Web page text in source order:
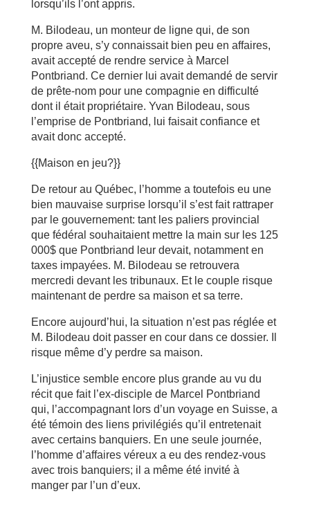
lorsqu’ils l’ont appris.
M. Bilodeau, un monteur de ligne qui, de son
propre aveu, s’y connaissait bien peu en affaires,
avait accepté de rendre service à Marcel
Pontbriand. Ce dernier lui avait demandé de servir
de prête-nom pour une compagnie en difficulté
dont il était propriétaire. Yvan Bilodeau, sous
l’emprise de Pontbriand, lui faisait confiance et
avait donc accepté.
{{Maison en jeu?}}
De retour au Québec, l’homme a toutefois eu une
bien mauvaise surprise lorsqu’il s’est fait rattraper
par le gouvernement: tant les paliers provincial
que fédéral souhaitaient mettre la main sur les 125
000$ que Pontbriand leur devait, notamment en
taxes impayées. M. Bilodeau se retrouvera
mercredi devant les tribunaux. Et le couple risque
maintenant de perdre sa maison et sa terre.
Encore aujourd’hui, la situation n’est pas réglée et
M. Bilodeau doit passer en cour dans ce dossier. Il
risque même d’y perdre sa maison.
L’injustice semble encore plus grande au vu du
récit que fait l’ex-disciple de Marcel Pontbriand
qui, l’accompagnant lors d’un voyage en Suisse, a
été témoin des liens privilégiés qu’il entretenait
avec certains banquiers. En une seule journée,
l’homme d’affaires véreux a eu des rendez-vous
avec trois banquiers; il a même été invité à
manger par l’un d’eux.